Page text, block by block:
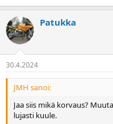
t
a
j
a
Patukka
30.4.2024
JMH sanoi:
Jaa siis mikä korvaus?
lujasti kuule.